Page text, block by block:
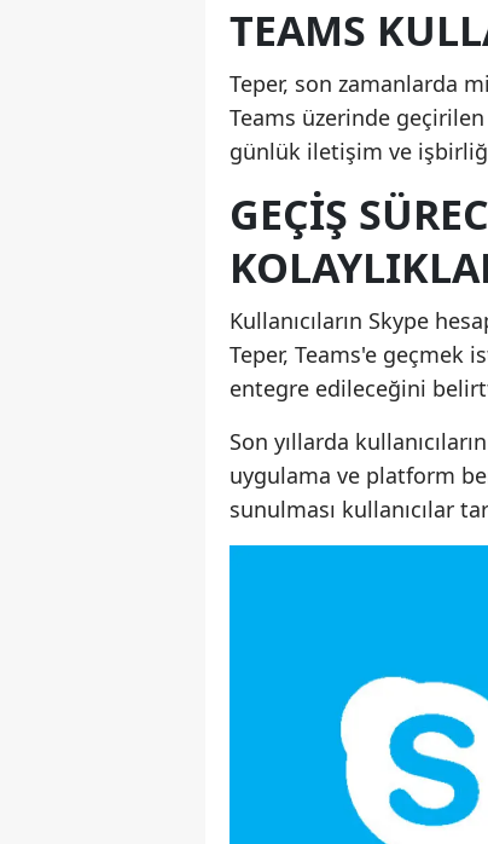
TEAMS
Teper, son zamanlarda
Teams üzerinde
günlük iletişim ve işbirliği
GEÇIŞ
Kullanıcıların Skype
Teper, Teams'e geçmek
entegre edileceğini belirtti
Son yıllarda
uygulama ve platform
sunulması kullanıcılar